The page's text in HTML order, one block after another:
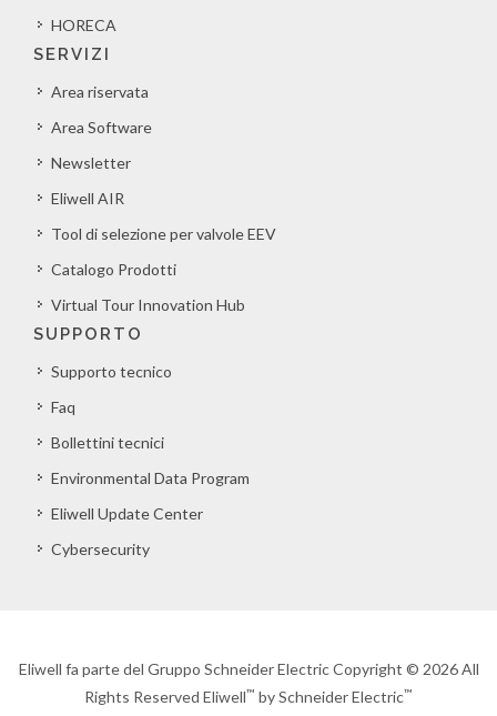
HORECA
SERVIZI
Area riservata
Area Software
Newsletter
Eliwell AIR
Tool di selezione per valvole EEV
Catalogo Prodotti
Virtual Tour Innovation Hub
SUPPORTO
Supporto tecnico
Faq
Bollettini tecnici
Environmental Data Program
Eliwell Update Center
Cybersecurity
Eliwell fa parte del Gruppo Schneider Electric Copyright © 2026 All
Rights Reserved Eliwell™ by Schneider Electric™